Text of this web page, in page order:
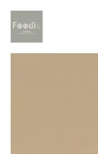
Personnalisation